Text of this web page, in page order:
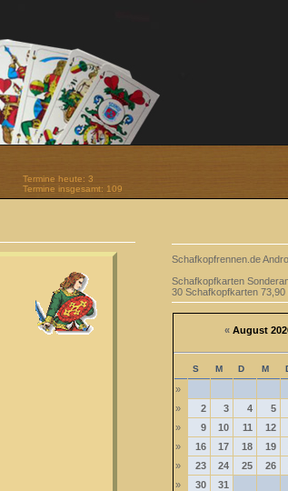
Termine heute: 3
Termine insgesamt: 109
Schafkopfrennen.de
Schafkopfkarten
30 Schafkopfkarten 73,90
« August
S M D M
»
»
2 3 4 5
»
9 10 11 12
»
16 17 18 19
»
23 24 25 26
»
30 31